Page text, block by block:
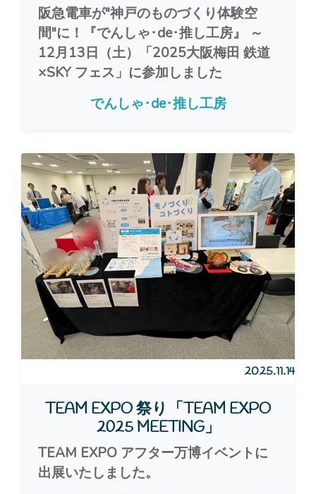
阪急電車が"神戸のものづくり体験空
間"に！『でんしゃ･de･推し工房』 ～
12月13日（土）「2025大阪梅田 鉄道
×SKY フェス」に参加しました
でんしゃ･de･推し工房
2025.11.14
TEAM EXPO 祭り「TEAM EXPO
2025 MEETING」
TEAM EXPO アフター万博イベントに
出展いたしました。